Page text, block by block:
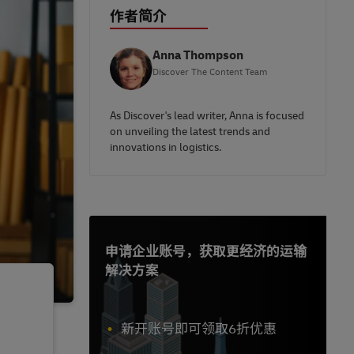
作者简介
Anna Thompson
Discover The Content Team
As Discover's lead writer, Anna is focused
on unveiling the latest trends and
innovations in logistics.
申请企业账号，获取更经济的运输
解决方案
新开账号即可领取6折优惠